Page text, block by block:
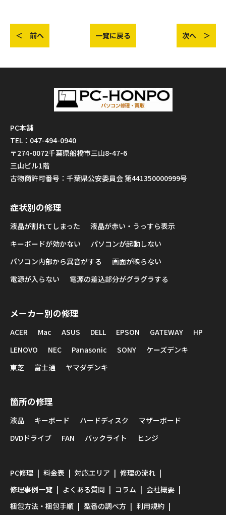
＜ 前へ 一覧に戻る 次へ ＞
PC本舗
TEL：047-494-0940
〒274-0072千葉県船橋市三山8-47-6
三山ビル1階
古物商許可番号：千葉県公安委員会 第441350000999号
症状別の修理
液晶が割れてしまった
液晶が赤い・うっすら表示
キーボードが効かない
パソコンが起動しない
パソコン内部から異音がする
画面が映らない
電源が入らない
電源の差込部分がグラグラする
メーカー別の修理
ACER Mac ASUS DELL EPSON GATEWAY
HP
LENOVO
NEC Panasonic SONY
ケーズデンキ
東芝
富士通 ヤマダデンキ
箇所の修理
液晶 キーボード ハードディスク
マザーボード
DVDドライブ
FAN バックライト ヒンジ
PC修理 料金表 対応エリア
修理の流れ
修理事例一覧
よくある質問 コラム
会社概要
梱包方法・梱包手順
型番の調べ方 利用規約